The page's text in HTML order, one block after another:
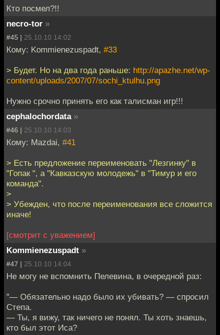
Кто посмел?!!
necro-tor »
#45 | 25.10.10 14:02
Кому: Kommienezuspadt, #33
> Будет. Но на два года раньше: http://apazhe.net/wp-
content/uploads/2007/07/sochi_ktulhu.png
Нужно срочно принять его как талисман игр!!!
cephalochordata »
#46 | 25.10.10 14:03
Кому: Mazdai, #41
> Есть предложение переименовать "Лезгинку" в
"Гопак ", а "Кавказскую молодежь" в "Тимур и его
команда".
>
> Убежден, что после переименования все сложится
иначе!
[смотрит с уважением]
Kommienezuspadt »
#47 | 25.10.10 14:04
Не могу не вспомнить Пелевина, в очередной раз:
"— Обязательно надо было их убивать? — спросил
Степа.
— Ты, я вижу, так ничего не понял. Ты хоть знаешь,
кто был этот Иса?